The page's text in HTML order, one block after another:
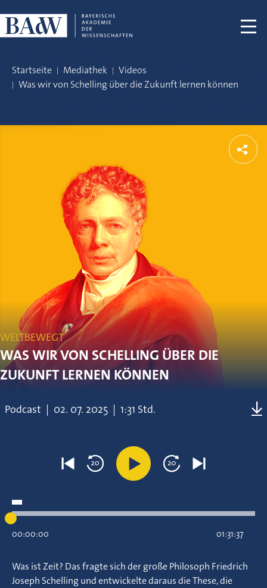
Startseite Mediathek
Videos
Was wir von Schelling über die Zukunft lernen können
WELTBEWEGT
WAS WIR VON SCHELLING ÜBER DIE
ZUKUNFT LERNEN KÖNNEN
Podcast | 02. 07. 2025 | 1:31 Std.
00:00:00 01:31:37
Was ist Zeit? Das fragte sich der große Philosoph Friedrich
Joseph Schelling und entwickelte daraus die These, die